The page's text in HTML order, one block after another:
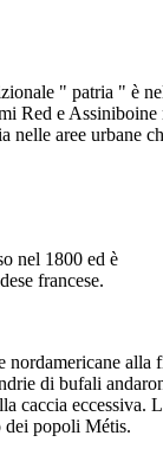
" patria " è
Red e Assiniboine
nelle aree urbane
nel 1800 ed è
francese.
nordamericane alla
di bufali
caccia eccessiva.
dei popoli Métis.